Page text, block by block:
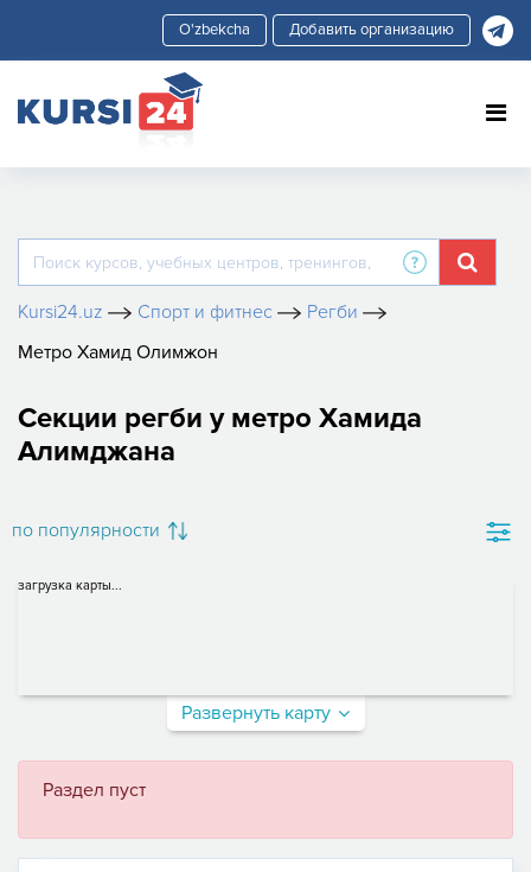
Добавить организацию
Kursi24.uz Спорт и фитнес
Регби
Метро Хамид Олимжон
Секции регби у метро Хамида
Алимджана
по популярности
загрузка карты...
Развернуть карту
Раздел пуст